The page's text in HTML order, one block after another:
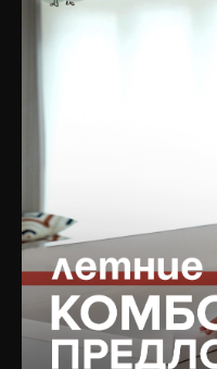
Капельницы молодости
Мужская косметология
Реабилитация после
пластических операций
Трихология
Гинекология